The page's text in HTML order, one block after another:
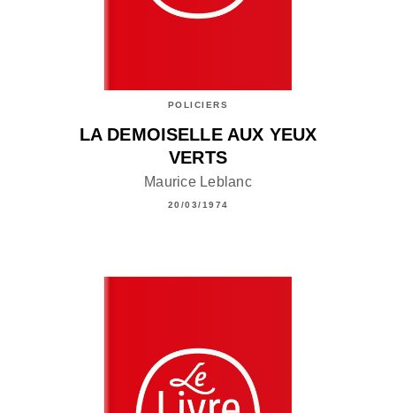
POLICIERS
LA DEMOISELLE AUX YEUX
VERTS
Maurice Leblanc
20/03/1974